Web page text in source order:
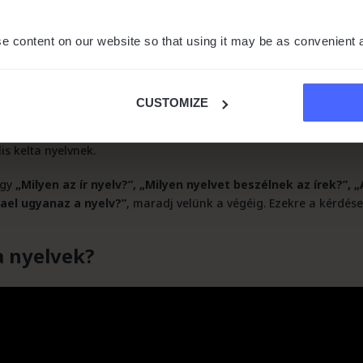
content on our website so that using it may be as convenient
CUSTOMIZE
területeinek jelentős részén beszélték, sőt Ázsiába is
a brittonikus alágba tartozik) Franciaországban,
kelta nyelvnek.
„Milyen az ír nyelv?”, „Milyen nyelvet beszélnek az írek?”,
ugyanaz a nyelv?”, maradj velünk a végéig. Ezekre a
nyelvek?